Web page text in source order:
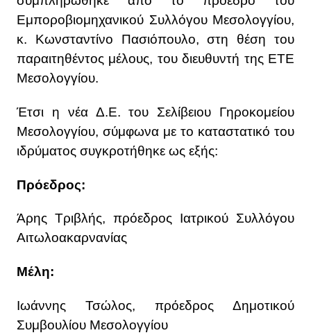
Εμποροβιομηχανικού Συλλόγου Μεσολογγίου,
κ. Κωνσταντίνο Πασιόπουλο, στη θέση του
παραιτηθέντος μέλους, του διευθυντή της ΕΤΕ
Μεσολογγίου.
Έτσι η νέα Δ.Ε. του Σελίβειου Γηροκομείου
Μεσολογγίου, σύμφωνα με το καταστατικό του
ιδρύματος συγκροτήθηκε ως εξής:
Πρόεδρος:
Άρης Τριβλής, πρόεδρος Ιατρικού Συλλόγου
Αιτωλοακαρνανίας
Μέλη:
Ιωάννης Τσώλος, πρόεδρος Δημοτικού
Συμβουλίου Μεσολογγίου